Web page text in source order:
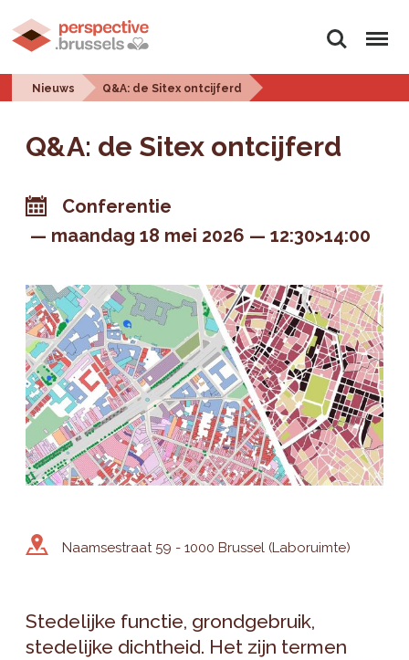
Zoeken Menu
Nieuws Q&A: de Sitex ontcijferd
Q&A: de Sitex ontcijferd
Conferentie
maandag 18 mei 2026
12:30>14:00
Naamsestraat 59 - 1000 Brussel (Laboruimte)
Stedelijke functie, grondgebruik,
stedelijke dichtheid. Het zijn termen